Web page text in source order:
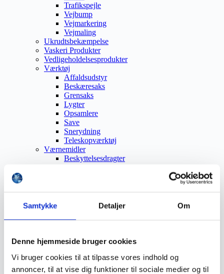
Samtykke Detaljer Om
Denne hjemmeside bruger cookies
Vi bruger cookies til at tilpasse vores indhold og
annoncer, til at vise dig funktioner til sociale medier og til
Trafikspejle
Vejbump
Vejmarkering
Vejmaling
Ukrudtsbekæmpelse
Vaskeri Produkter
Vedligeholdelsesprodukter
Værktøj
Affaldsudstyr
Beskæresaks
Grensaks
Lygter
Opsamlere
Save
Snerydning
Teleskopværktøj
Værnemidler
Beskyttelsesdragter
Skæreudstyr
Beklædning
Byudstyr
Affaldsbeholdere
Afspærring
Førstehjælp